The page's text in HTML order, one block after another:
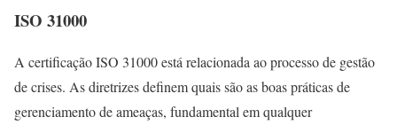
ISO 31000
A certificação ISO 31000 está relacionada ao processo de gestão
de crises. As diretrizes definem quais são as boas práticas de
gerenciamento de ameaças, fundamental em qualquer